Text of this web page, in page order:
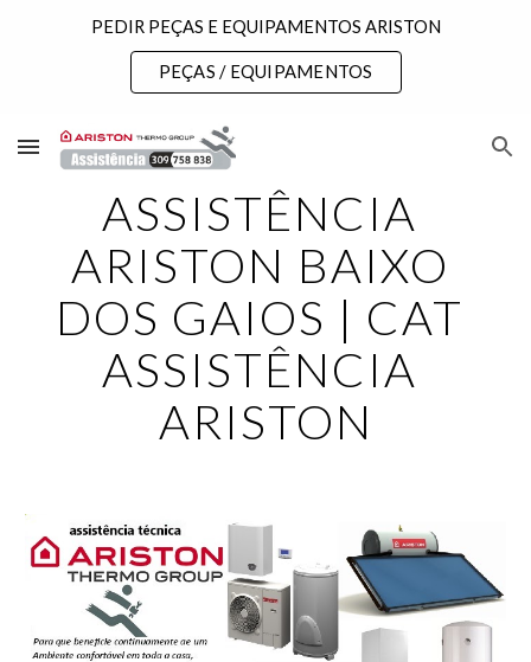
Skip to main content
PEDIR PEÇAS E EQUIPAMENTOS ARISTON
PEÇAS / EQUIPAMENTOS
ASSISTÊNCIA
ARISTON BAIXO
DOS GAIOS | CAT
ASSISTÊNCIA
ARISTON